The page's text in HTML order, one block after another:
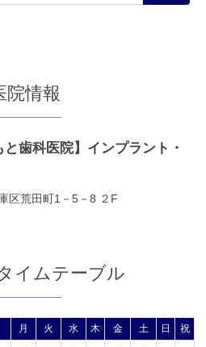
院情報
区荒田町1－5－8 ２F
イムテーブル
月 火 水 木 金 土 日 祝